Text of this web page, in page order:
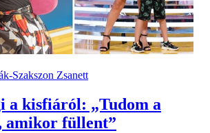
Szakszon Zsanett
a kisfiáról: „Tudom a
amikor füllent”